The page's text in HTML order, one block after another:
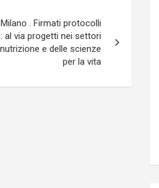
. Firmati protocolli
al via progetti nei settori
e delle scienze
per la vita